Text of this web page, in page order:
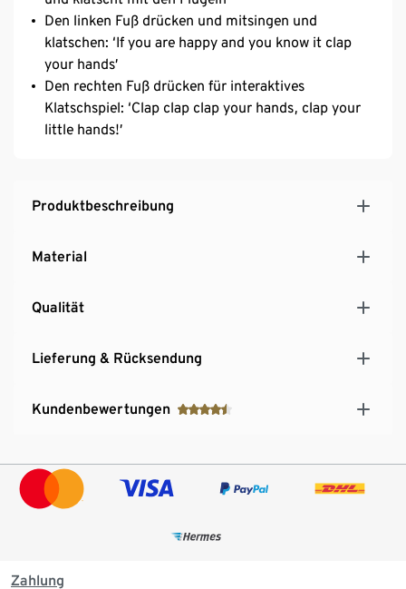
Den linken Fuß drücken und mitsingen und
klatschen: ‘If you are happy and you know it clap
your hands’
Den rechten Fuß drücken für interaktives
Klatschspiel: ‘Clap clap clap your hands, clap your
little hands!’
Produktbeschreibung
Material
Qualität
Lieferung & Rücksendung
Kundenbewertungen
Zahlung